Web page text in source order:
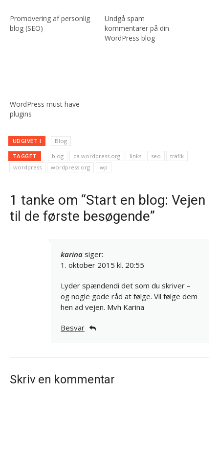
Promovering af personlig
blog (SEO)
Undgå spam
kommentarer på din
WordPress blog
WordPress must have
plugins
UDGIVET I Blog
TAGGET blog da.wordpress.org links seo
trafik
wordpress
wordpress.org wp
1 tanke om “Start en blog: Vejen
til de første besøgende”
karina siger:
1. oktober 2015 kl. 20:55
Lyder spændendi det som du skriver –
og nogle gode råd at følge. Vil følge dem
hen ad vejen. Mvh Karina
Besvar
Skriv en kommentar